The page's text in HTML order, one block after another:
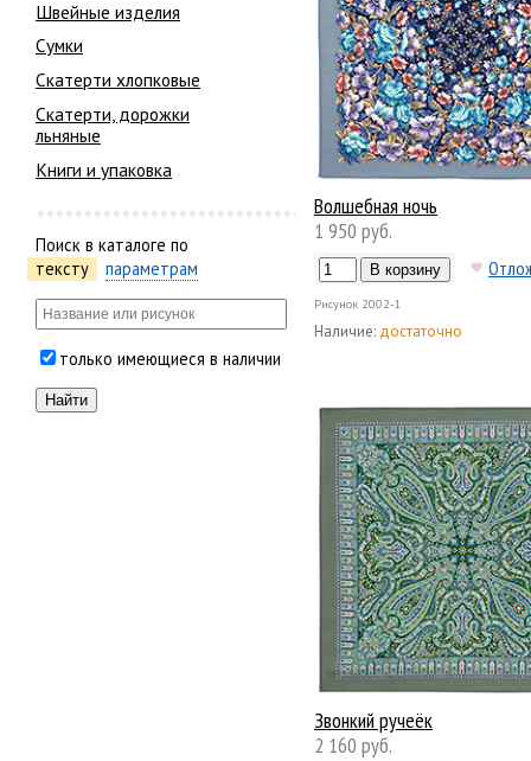
Швейные изделия
Сумки
Скатерти хлопковые
Скатерти, дорожки
льняные
Книги и упаковка
Поиск в каталоге по
тексту
параметрам
только имеющиеся в наличии
Волшебная ночь
1 950 руб.
Рисунок 2002-1
Наличие: достаточно
Звонкий ручеёк
2 160 руб.